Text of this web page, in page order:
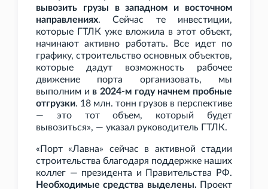
вывозить грузы в западном и восточном
направлениях. Сейчас те инвестиции,
которые ГТЛК уже вложила в этот объект,
начинают активно работать. Все идет по
графику, строительство основных объектов,
которые дадут возможность рабочее
движение порта организовать, мы
выполним и в 2024-м году начнем пробные
отгрузки. 18 млн. тонн грузов в перспективе
— это тот объем, который будет
вывозиться», — указал руководитель ГТЛК.
«Порт «Лавна» сейчас в активной стадии
строительства благодаря поддержке наших
коллег — президента и Правительства
РФ.
Необходимые средства выделены. Проект